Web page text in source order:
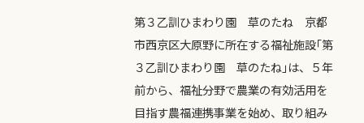
第３乙訓ひまわり園 草のたね 京都
市西京区大原野に所在する福祉施設｢第
３乙訓ひまわり園 草のたね｣は、５年
前から、福祉分野で農業の有効活用を
目指す農福連携事業を始め、取り組み